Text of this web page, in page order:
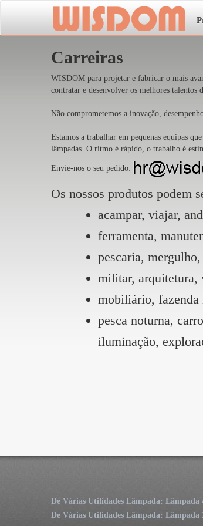
Carreiras
WISDOM para projetar e fabricar o mais
contratar e desenvolver os melhores talentos
Não comprometemos a inovação,
Estamos a trabalhar em pequenas equipas
lâmpadas. O ritmo é rápido, o trabalho é
Envie-nos o seu pedido:
Os nossos produtos podem
acampar, viajar,
ferramenta,
pescaria,
militar, arquitetura,
mobiliário, fazenda
pesca noturna,
iluminação,
De Várias Utilidades Lâmpada: Lâmpada
De Várias Utilidades Lâmpada: Lâmpada